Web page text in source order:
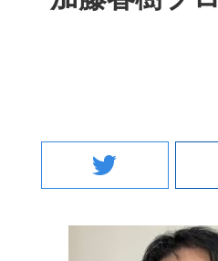
twitter